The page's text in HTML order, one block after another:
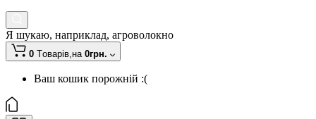
Я шукаю, наприклад, агроволокно
0 Tоварів,на 0грн.
Ваш кошик порожній :(